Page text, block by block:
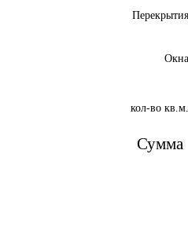
Перекрытия
Окна
кол-во кв.м.
Сумма